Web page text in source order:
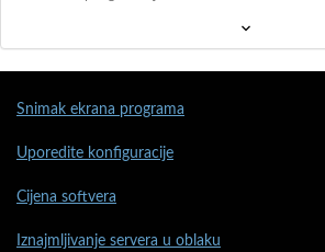
Snimak ekrana programa
Uporedite konfiguracije
Cijena softvera
Iznajmljivanje servera u oblaku